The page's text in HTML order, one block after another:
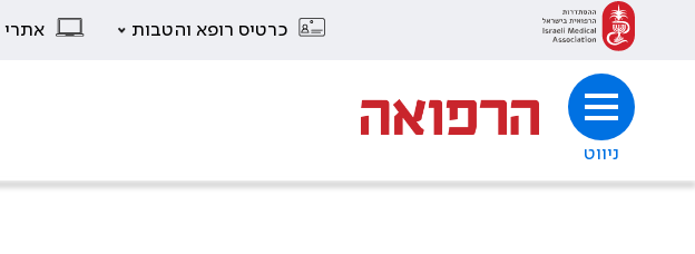
כרטיס רופא והטבות אתרי
ניווט